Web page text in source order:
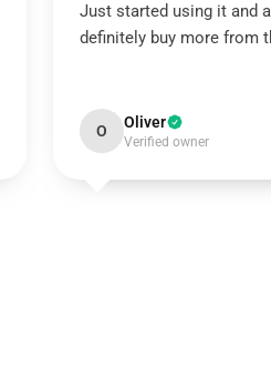
Just started using it and
definitely buy more from
O Oliver
Verified owner